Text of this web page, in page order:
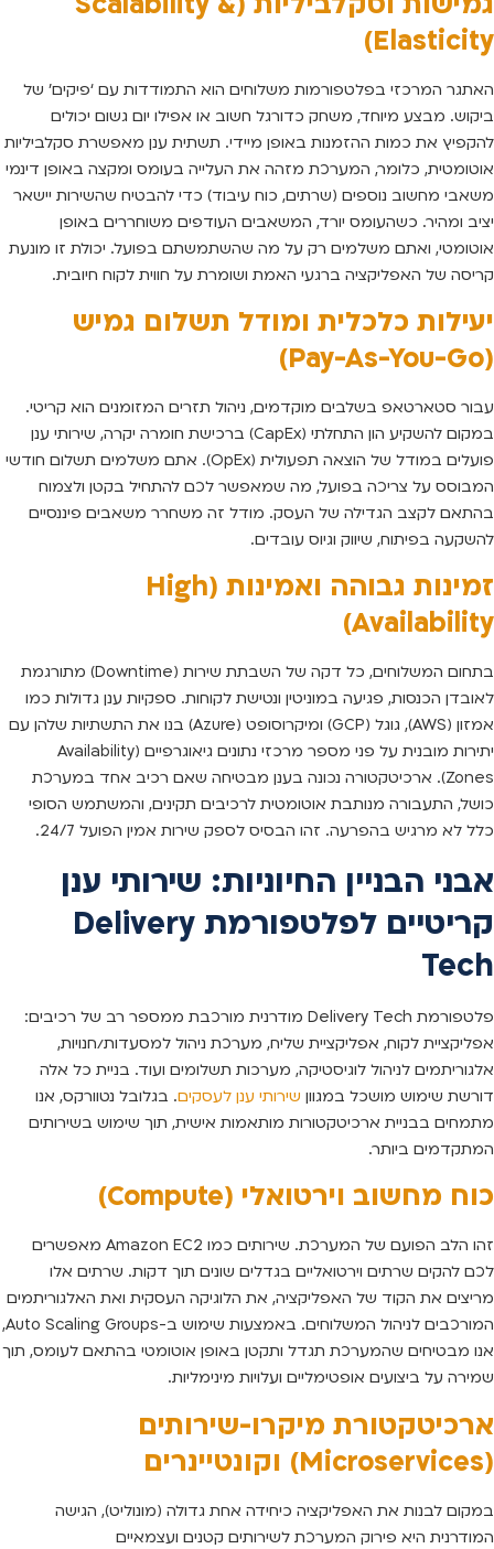
Elasticity)
האתגר המרכזי בפלטפורמות משלוחים הוא התמודדות עם ‘פיקים’ של
ביקוש. מבצע מיוחד, משחק כדורגל חשוב או אפילו יום גשום יכולים
להקפיץ את כמות ההזמנות באופן מיידי. תשתית ענן מאפשרת סקלביליות
אוטומטית, כלומר, המערכת מזהה את העלייה בעומס ומקצה באופן דינמי
משאבי מחשוב נוספים (שרתים, כוח עיבוד) כדי להבטיח שהשירות יישאר
יציב ומהיר. כשהעומס יורד, המשאבים העודפים משוחררים באופן
אוטומטי, ואתם משלמים רק על מה שהשתמשתם בפועל. יכולת זו מונעת
קריסה של האפליקציה ברגעי האמת ושומרת על חווית לקוח חיובית.
יעילות כלכלית ומודל תשלום גמיש
(Pay-As-You-Go)
עבור סטארטאפ בשלבים מוקדמים, ניהול תזרים המזומנים הוא קריטי.
במקום להשקיע הון התחלתי (CapEx) ברכישת חומרה יקרה, שירותי ענן
פועלים במודל של הוצאה תפעולית (OpEx). אתם משלמים תשלום חודשי
המבוסס על צריכה בפועל, מה שמאפשר לכם להתחיל בקטן ולצמוח
בהתאם לקצב הגדילה של העסק. מודל זה משחרר משאבים פיננסיים
להשקעה בפיתוח, שיווק וגיוס עובדים.
זמינות גבוהה ואמינות (High
Availability)
בתחום המשלוחים, כל דקה של השבתת שירות (Downtime) מתורגמת
לאובדן הכנסות, פגיעה במוניטין ונטישת לקוחות. ספקיות ענן גדולות כמו
אמזון (AWS), גוגל (GCP) ומיקרוסופט (Azure) בנו את התשתיות שלהן עם
יתירות מובנית על פני מספר מרכזי נתונים גיאוגרפיים (Availability
Zones). ארכיטקטורה נכונה בענן מבטיחה שאם רכיב אחד במערכת
כושל, התעבורה מנותבת אוטומטית לרכיבים תקינים, והמשתמש הסופי
כלל לא מרגיש בהפרעה. זהו הבסיס לספק שירות אמין הפועל 24/7.
אבני הבניין החיוניות: שירותי ענן
קריטיים לפלטפורמת Delivery
Tech
פלטפורמת Delivery Tech מודרנית מורכבת ממספר רב של רכיבים:
אפליקציית לקוח, אפליקציית שליח, מערכת ניהול למסעדות/חנויות,
אלגוריתמים לניהול לוגיסטיקה, מערכות תשלומים ועוד. בניית כל אלה
דורשת שימוש מושכל במגוון שירותי ענן לעסקים. בגלובל נטוורקס, אנו
מתמחים בבניית ארכיטקטורות מותאמות אישית, תוך שימוש בשירותים
המתקדמים ביותר.
כוח מחשוב וירטואלי (Compute)
זהו הלב הפועם של המערכת. שירותים כמו Amazon EC2 מאפשרים
לכם להקים שרתים וירטואליים בגדלים שונים תוך דקות. שרתים אלו
מריצים את הקוד של האפליקציה, את הלוגיקה העסקית ואת האלגוריתמים
המורכבים לניהול המשלוחים. באמצעות שימוש ב-Auto Scaling Groups,
אנו מבטיחים שהמערכת תגדל ותקטן באופן אוטומטי בהתאם לעומס, תוך
שמירה על ביצועים אופטימליים ועלויות מינימליות.
ארכיטקטורת מיקרו-שירותים
(Microservices) וקונטיינרים
במקום לבנות את האפליקציה כיחידה אחת גדולה (מונוליט), הגישה
המודרנית היא פירוק המערכת לשירותים קטנים ועצמאיים